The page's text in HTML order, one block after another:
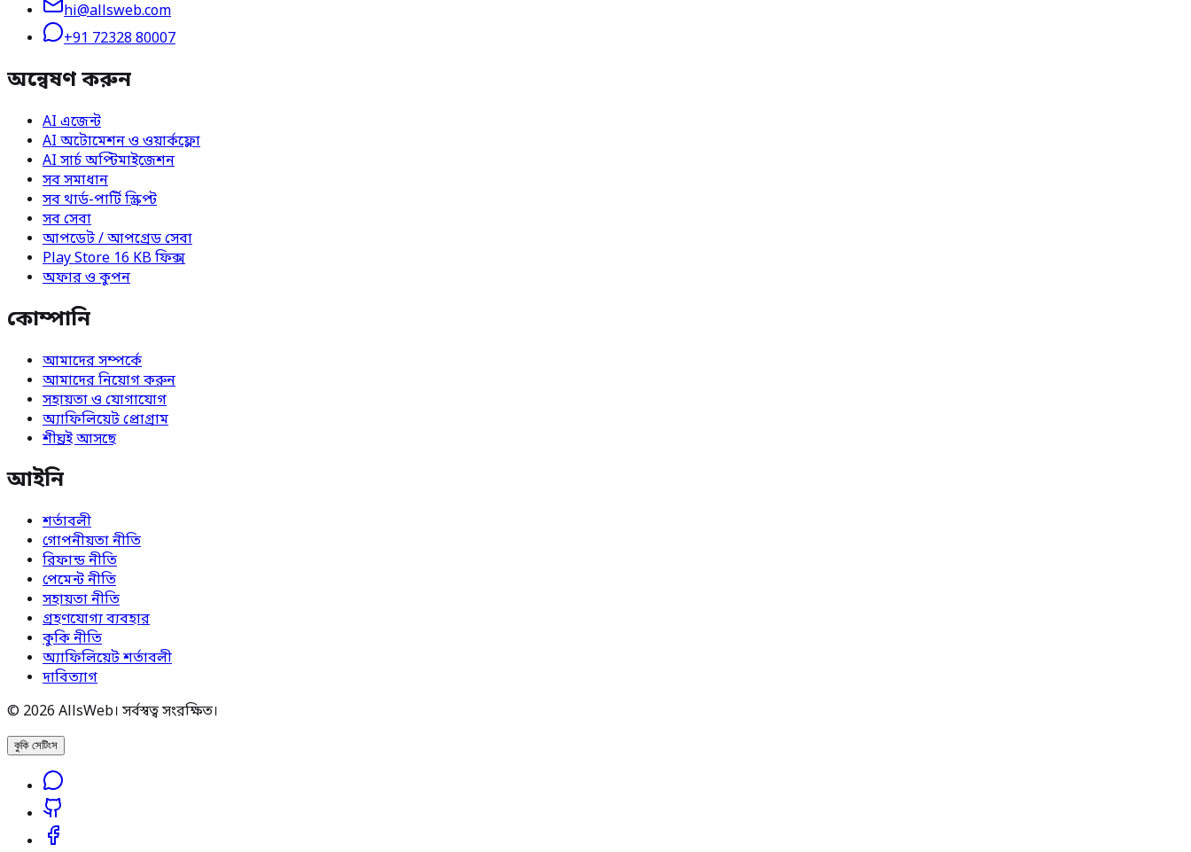
hi@allsweb.com
+91 72328 80007
অন্বেষণ করুন
AI এজেন্ট
AI অটোমেশন ও ওয়ার্কফ্লো
AI সার্চ অপ্টিমাইজেশন
সব সমাধান
সব থার্ড-পার্টি স্ক্রিপ্ট
সব সেবা
আপডেট / আপগ্রেড সেবা
Play Store 16 KB ফিক্স
অফার ও কুপন
কোম্পানি
আমাদের সম্পর্কে
আমাদের নিয়োগ করুন
সহায়তা ও যোগাযোগ
অ্যাফিলিয়েট প্রোগ্রাম
শীঘ্রই আসছে
আইনি
শর্তাবলী
গোপনীয়তা নীতি
রিফান্ড নীতি
পেমেন্ট নীতি
সহায়তা নীতি
গ্রহণযোগ্য ব্যবহার
কুকি নীতি
অ্যাফিলিয়েট শর্তাবলী
দাবিত্যাগ
© 2026 AllsWeb। সর্বস্বত্ব সংরক্ষিত।
কুকি সেটিংস